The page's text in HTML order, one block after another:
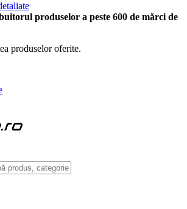
produselor a peste 600 de mărci de
produselor oferite.